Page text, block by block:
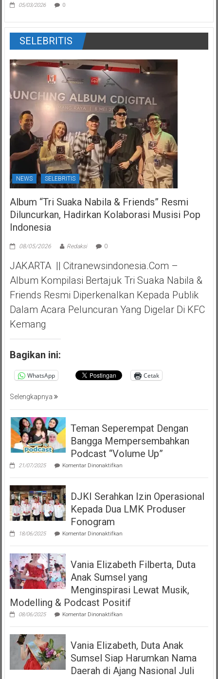
05/03/2026 0
SELEBRITIS
NEWS SELEBRITIS
Album “Tri Suaka Nabila & Friends” Resmi
Diluncurkan, Hadirkan Kolaborasi Musisi Pop
Indonesia
08/05/2026 Redaksi 0
JAKARTA || Citranewsindonesia.com –
Album Kompilasi Bertajuk Tri Suaka Nabila &
Friends Resmi Diperkenalkan Kepada Publik
Dalam Acara Peluncuran Yang Digelar Di KFC
Kemang
Bagikan ini:
WhatsApp Cetak
Selengkapnya
Teman Seperempat Dengan
Bangga Mempersembahkan
Podcast “Volume Up”
21/07/2025 Komentar Dinonaktifkanpada
Seperempat
Bangga
Mempersembahkan
Podcast
DJKI Serahkan Izin Operasional
Kepada Dua LMK Produser
Fonogram
18/06/2025 Komentar Dinonaktifkanpada
Serahkan
Operasional
Dua
LMK
Produser
Fonogram
Vania Elizabeth Filberta, Duta
Anak Sumsel yang
Menginspirasi Lewat Musik,
Modelling & Podcast Positif
08/06/2025 Komentar Dinonaktifkanpada
Elizabeth
Duta
Sumsel
Menginspirasi
Vania Elizabeth, Duta Anak
Sumsel Siap Harumkan Nama
Daerah di Ajang Nasional Juli